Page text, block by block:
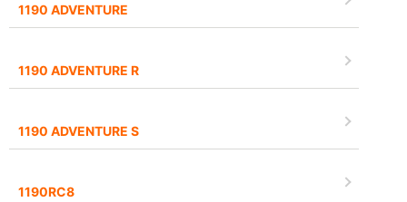
1190 ADVENTURE
1190 ADVENTURE R
1190 ADVENTURE S
1190RC8